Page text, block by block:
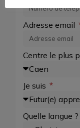
Adresse email
Centre le plus
Je suis
Quelle langue ?